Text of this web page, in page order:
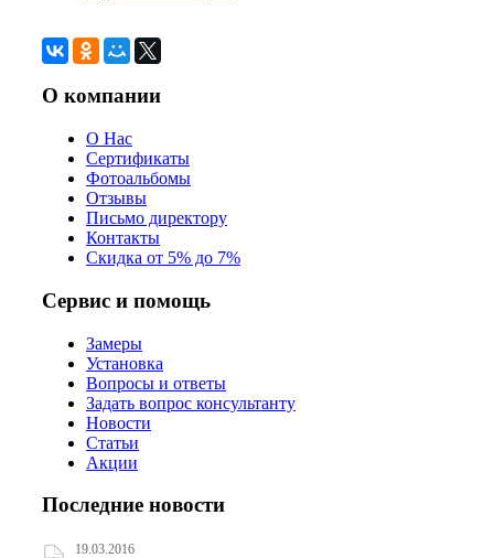
О компании
О Нас
Сертификаты
Фотоальбомы
Отзывы
Письмо директору
Контакты
Скидка от 5% до 7%
Сервис и помощь
Замеры
Установка
Вопросы и ответы
Задать вопрос консультанту
Новости
Статьи
Акции
Последние новости
19.03.2016